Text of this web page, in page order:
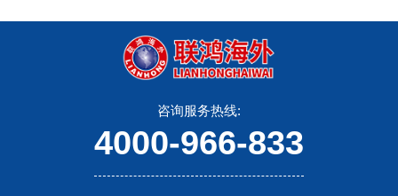
咨询服务热线:
4000-966-833